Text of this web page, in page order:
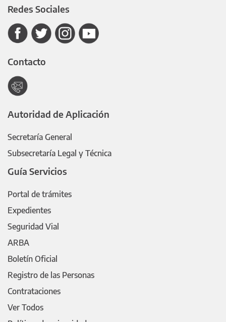
Redes Sociales
Contacto
Autoridad de Aplicación
Secretaría General
Subsecretaría Legal y Técnica
Guía Servicios
Portal de trámites
Expedientes
Seguridad Vial
ARBA
Boletín Oficial
Registro de las Personas
Contrataciones
Ver Todos